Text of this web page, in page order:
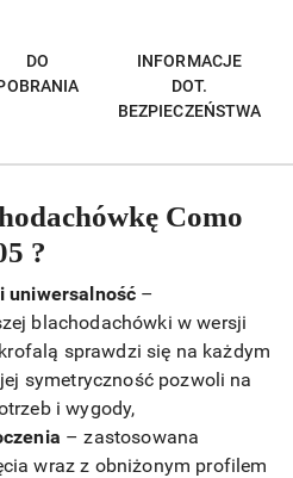
DO
INFORMACJE
DOT.
BEZPIECZEŃSTWA
Como
?
uniwersalność –
blachodachówki w wersji
sprawdzi się na każdym
symetryczność pozwoli na
i wygody,
– zastosowana
wraz z obniżonym profilem